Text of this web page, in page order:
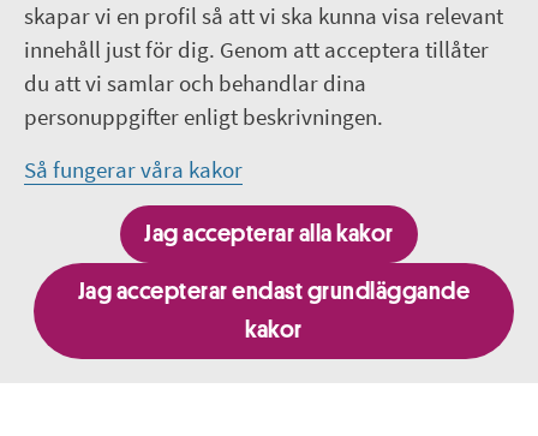
skapar vi en profil så att vi ska kunna visa relevant
innehåll just för dig. Genom att acceptera tillåter
du att vi samlar och behandlar dina
personuppgifter enligt beskrivningen.
Så fungerar våra kakor
Jag accepterar alla kakor
Jag accepterar endast grundläggande
kakor
Facebook - Region Uppsala
Lediga jobb på Lasarettet i Enköping
Så behandlar Region Uppsala dina
personuppgifter